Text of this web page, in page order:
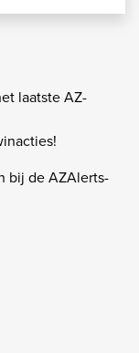
laatste AZ-
bij de AZAlerts-